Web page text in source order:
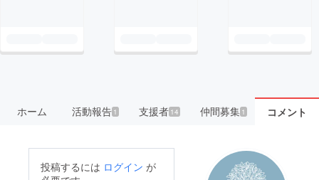
ホーム 活動報告1 支援者 14 仲間募集 1 コメント
投稿するには ログイン が